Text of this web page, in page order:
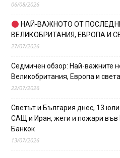
06/08/2026
НАЙ-ВАЖНОТО ОТ
ВЕЛИКОБРИТАНИЯ, ЕВРОПА И
27/07/2026
Седмичен обзор: Най-важните
Великобритания, Европа и
22/07/2026
Светът и България днес, 13
САЩ и Иран, жеги и пожари във
Банкок
13/07/2026